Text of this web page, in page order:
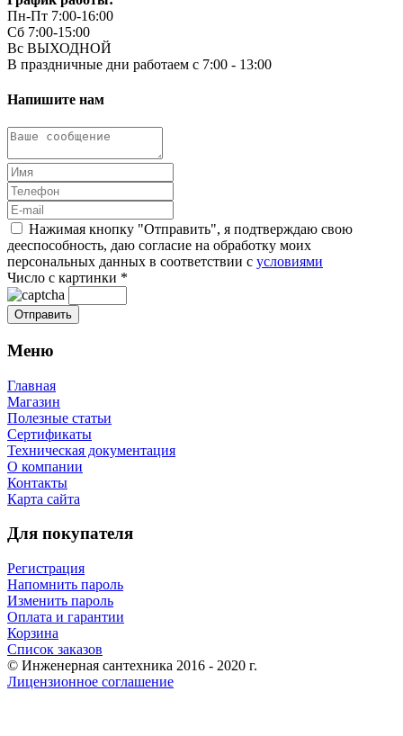
Пн-Пт 7:00-16:00
Сб 7:00-15:00
Вс ВЫХОДНОЙ
В праздничные дни работаем с 7:00 - 13:00
Напишите нам
Нажимая кнопку "Отправить", я подтверждаю свою
дееспособность, даю согласие на обработку моих
персональных данных в соответствии с условиями
Число с картинки *
Меню
Главная
Магазин
Полезные статьи
Сертификаты
Техническая документация
О компании
Контакты
Карта сайта
Для покупателя
Регистрация
Напомнить пароль
Изменить пароль
Оплата и гарантии
Корзина
Список заказов
© Инженерная сантехника 2016 - 2020 г.
Лицензионное соглашение